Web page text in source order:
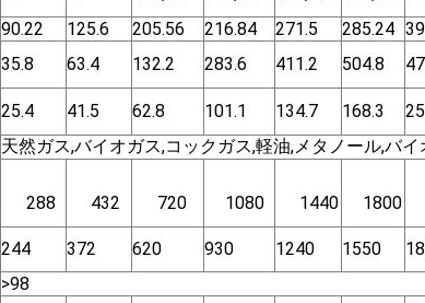
90.22 125.6 205.56 216.84 271.5 285.24
35.8 63.4 132.2 283.6 411.2 504.8
25.4 41.5 62.8 101.1 134.7 168.3
天然ガス,バイオガス,コックガス,軽油,メタノール,バ
288 432 720 1080 1440 1800
244 372 620 930 1240 1550
>98